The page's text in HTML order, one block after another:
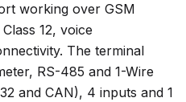
working over GSM
12, voice
The terminal
RS-485 and 1-Wire
and CAN), 4 inputs and 1